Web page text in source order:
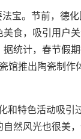
宝。节前，德
食，吸引用户
统计，春节假
馆推出陶瓷制
和特色活动吸
然风光也很美